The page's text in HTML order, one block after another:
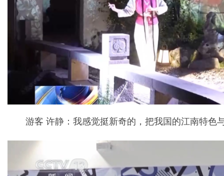
游客 许静：我感觉挺新奇的，把我国的江南特色